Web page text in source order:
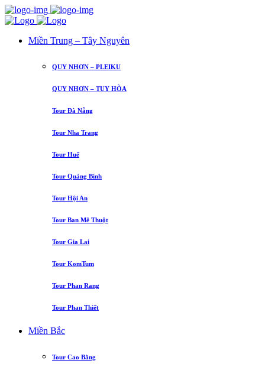
Miền Trung – Tây Nguyên
QUY NHƠN – PLEIKU
QUY NHƠN – TUY HÒA
Tour Đà Nẵng
Tour Nha Trang
Tour Huế
Tour Quảng Bình
Tour Hội An
Tour Ban Mê Thuột
Tour Gia Lai
Tour KomTum
Tour Phan Rang
Tour Phan Thiết
Miền Bắc
Tour Cao Bằng